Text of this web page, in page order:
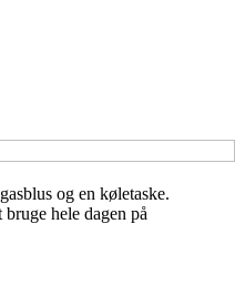
og en køletaske.
hele dagen på